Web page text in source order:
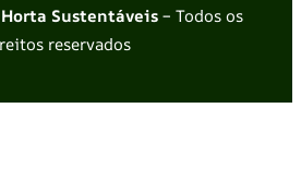
Sustentáveis– Todos os
reservados